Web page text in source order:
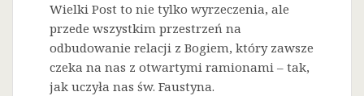
Wielki Post to nie tylko wyrzeczenia, ale
przede wszystkim przestrzeń na
odbudowanie relacji z Bogiem, który zawsze
czeka na nas z otwartymi ramionami – tak,
jak uczyła nas św. Faustyna.